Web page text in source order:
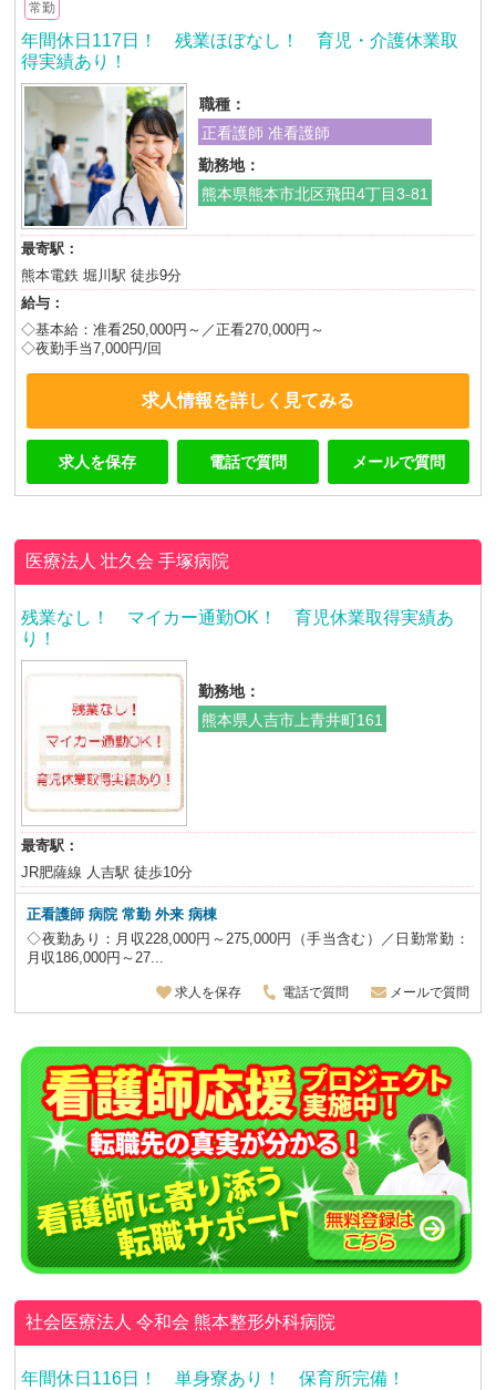
常勤
年間休日117日！ 残業ほぼなし！ 育児・介護休業取
得実績あり！
職種：
正看護師 准看護師
勤務地：
熊本県熊本市北区飛田4丁目3-81
最寄駅：
熊本電鉄 堀川駅 徒歩9分
給与：
◇基本給：准看250,000円～／正看270,000円～
◇夜勤手当7,000円/回
求人情報を詳しく見てみる
求人を保存 電話で質問 メールで質問
医療法人 壮久会手塚病院
残業なし！ マイカー通勤OK！ 育児休業取得実績あ
り！
勤務地：
熊本県人吉市上青井町161
最寄駅：
JR肥薩線 人吉駅 徒歩10分
正看護師 病院 常勤 外来 病棟
◇夜勤あり：月収228,000円～275,000円（手当含む）／日勤常勤：
月収186,000円～27...
求人を保存 電話で質問 メールで質問
社会医療法人 令和会 熊本整形外科病院
年間休日116日！ 単身寮あり！ 保育所完備！